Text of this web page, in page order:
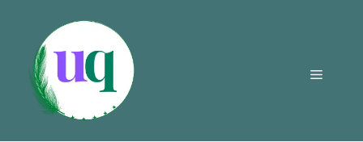
content
Menu